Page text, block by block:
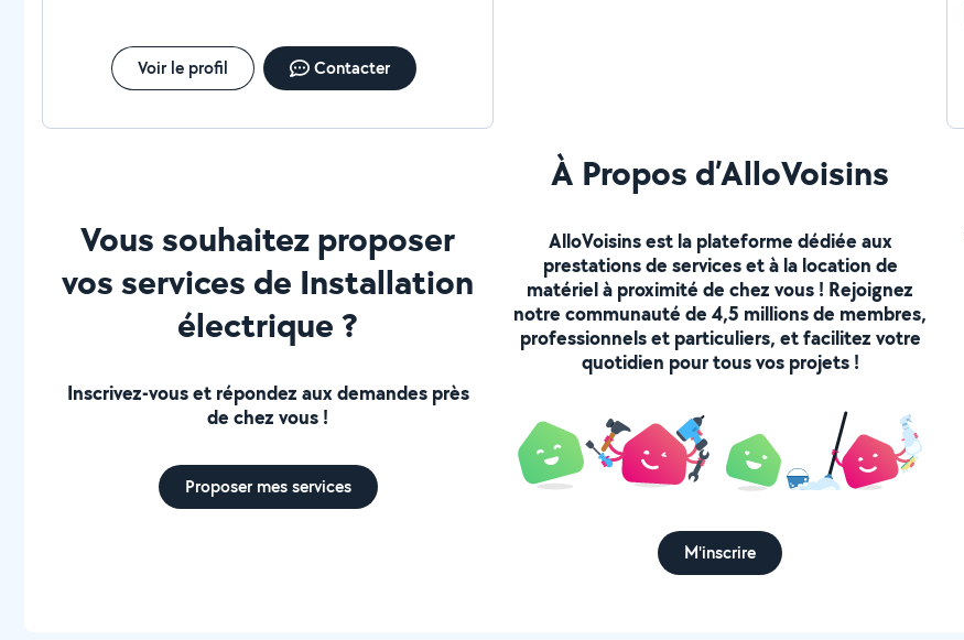
Voir le profil Contacter
Vous souhaitez proposer
vos services de Installation
électrique ?
Inscrivez-vous et répondez aux demandes près
de chez vous !
Proposer mes services
À Propos d’AlloVoisins
AlloVoisins est la plateforme dédiée aux
prestations de services et à la location de
matériel à proximité de chez vous ! Rejoignez
notre communauté de 4,5 millions de membres,
professionnels et particuliers, et facilitez votre
quotidien pour tous vos projets !
M'inscrire